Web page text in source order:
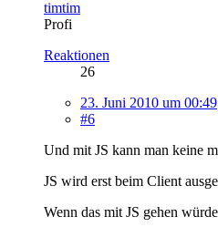
timtim
Profi
Reaktionen
26
23. Juni 2010 um 00:49
#6
Und mit JS kann man keine
JS wird erst beim Client
Wenn das mit JS gehen